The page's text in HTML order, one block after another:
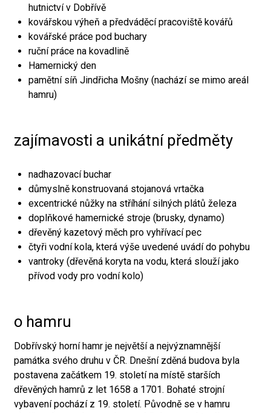
hutnictví v Dobřívě
kovářskou výheň a předváděcí pracoviště kovářů
kovářské práce pod buchary
ruční práce na kovadlině
Hamernický den
pamětní síň Jindřicha Mošny (nachází se mimo areál
hamru)
zajímavosti a unikátní předměty
nadhazovací buchar
důmyslně konstruovaná stojanová vrtačka
excentrické nůžky na stříhání silných plátů železa
doplňkové hamernické stroje (brusky, dynamo)
dřevěný kazetový měch pro vyhřívací pec
čtyři vodní kola, která výše uvedené uvádí do pohybu
vantroky (dřevěná koryta na vodu, která slouží jako
přívod vody pro vodní kolo)
o hamru
Dobřívský horní hamr je největší a nejvýznamnější
památka svého druhu v ČR. Dnešní zděná budova byla
postavena začátkem 19. století na místě starších
dřevěných hamrů z let 1658 a 1701. Bohaté strojní
vybavení pochází z 19. století. Původně se v hamru